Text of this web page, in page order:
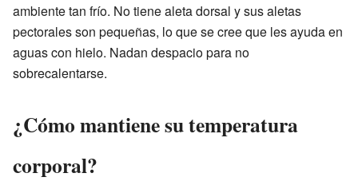
ambiente tan frío. No tiene aleta dorsal y sus aletas
pectorales son pequeñas, lo que se cree que les ayuda en
aguas con hielo. Nadan despacio para no
sobrecalentarse.
¿Cómo mantiene su temperatura
corporal?